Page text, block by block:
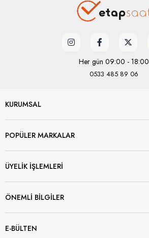
Her gün 09:00 - 18:00
0533 485 89 06
KURUMSAL
POPÜLER MARKALAR
ÜYELİK İŞLEMLERİ
ÖNEMLİ BİLGİLER
E-BÜLTEN